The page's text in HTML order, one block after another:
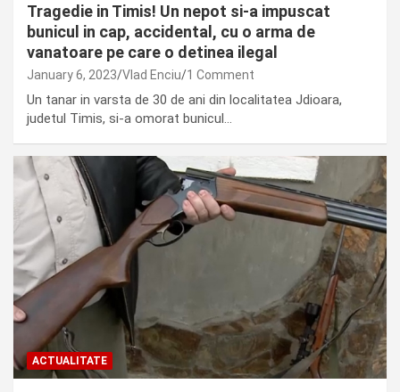
Tragedie in Timis! Un nepot si-a impuscat
bunicul in cap, accidental, cu o arma de
vanatoare pe care o detinea ilegal
January 6, 2023 Vlad Enciu 1 Comment
Un tanar in varsta de 30 de ani din localitatea Jdioara,
judetul Timis, si-a omorat bunicul…
ACTUALITATE